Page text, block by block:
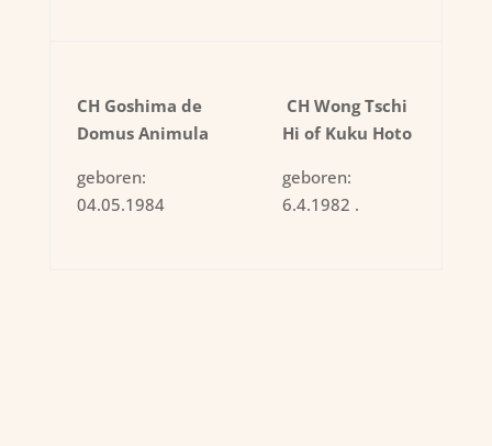
CH Goshima de
Domus Animula
geboren:
04.05.1984
CH Wong Tschi
Hi of Kuku Hoto
geboren:
6.4.1982 .